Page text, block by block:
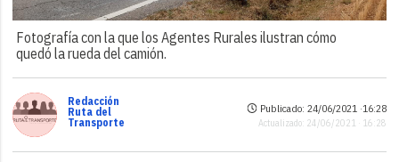
Fotografía con la que los Agentes Rurales ilustran cómo
quedó la rueda del camión.
Redacción
Ruta del
Transporte
Publicado: 24/06/2021 ·16:28
Actualizado: 24/06/2021 · 16:28